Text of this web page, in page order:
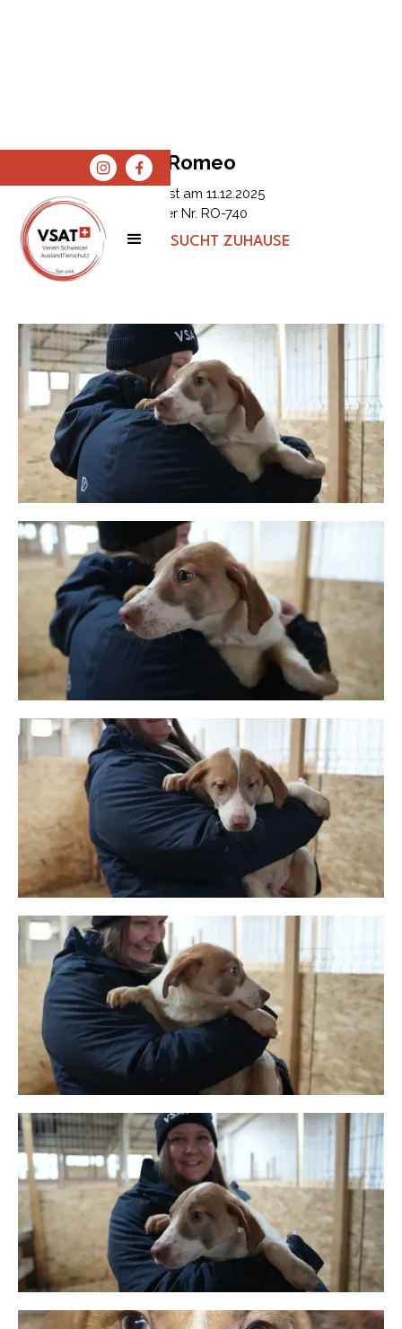
SPENDEN
SHOP
Romeo
Erfasst am 11.12.2025
Tier Nr. RO-740
STATUS: SUCHT ZUHAUSE